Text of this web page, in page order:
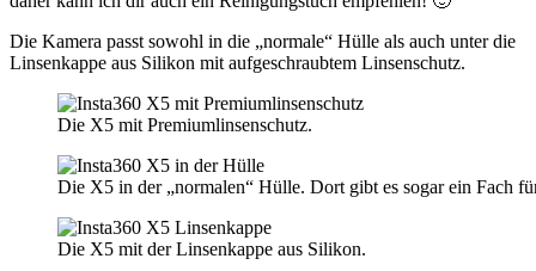
Die Kamera passt sowohl in die „normale“ Hülle als auch unter die
Linsenkappe aus Silikon mit aufgeschraubtem Linsenschutz.
Die X5 mit Premiumlinsenschutz.
Die X5 in der „normalen“ Hülle. Dort gibt es sogar ein Fach
Die X5 mit der Linsenkappe aus Silikon.